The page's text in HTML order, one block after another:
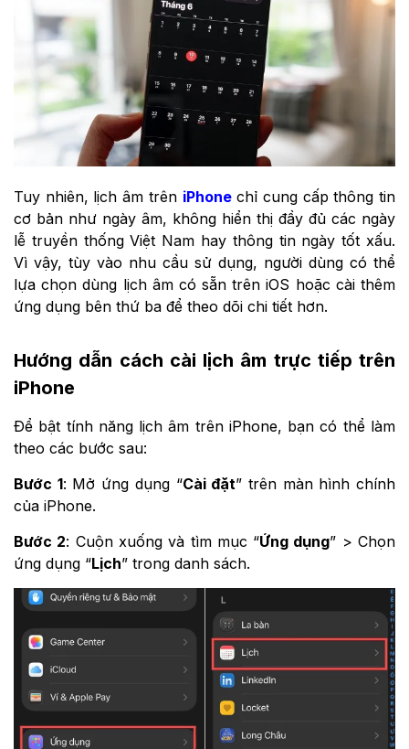
Tuy nhiên, lịch âm trên iPhonechỉ cung cấp thông tin
cơ bản như ngày âm, không hiển thị đầy đủ các ngày
lễ truyền thống Việt Nam hay thông tin ngày tốt xấu.
Vì vậy, tùy vào nhu cầu sử dụng, người dùng có thể
lựa chọn dùng lịch âm có sẵn trên iOS hoặc cài thêm
ứng dụng bên thứ ba để theo dõi chi tiết hơn.
Hướng dẫn cách cài lịch âm trực tiếp trên
iPhone
Để bật tính năng lịch âm trên iPhone, bạn có thể làm
theo các bước sau:
Bước 1: Mở ứng dụng “Cài đặt” trên màn hình chính
của iPhone.
Bước 2: Cuộn xuống và tìm mục “Ứng dụng” > Chọn
ứng dụng “Lịch” trong danh sách.